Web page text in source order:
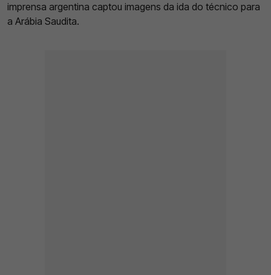
imprensa argentina captou imagens da ida do técnico para
a Arábia Saudita.